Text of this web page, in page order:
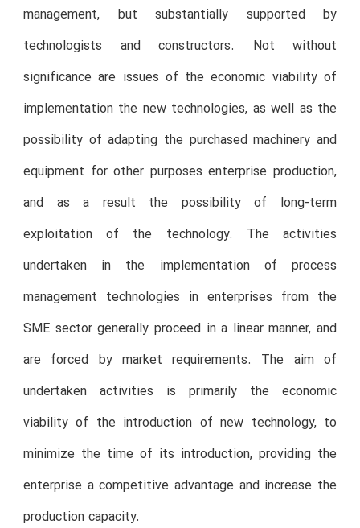
management, but substantially supported by
technologists and constructors. Not without
significance are issues of the economic viability of
implementation the new technologies, as well as the
possibility of adapting the purchased machinery and
equipment for other purposes enterprise production,
and as a result the possibility of long-term
exploitation of the technology. The activities
undertaken in the implementation of process
management technologies in enterprises from the
SME sector generally proceed in a linear manner, and
are forced by market requirements. The aim of
undertaken activities is primarily the economic
viability of the introduction of new technology, to
minimize the time of its introduction, providing the
enterprise a competitive advantage and increase the
production capacity.